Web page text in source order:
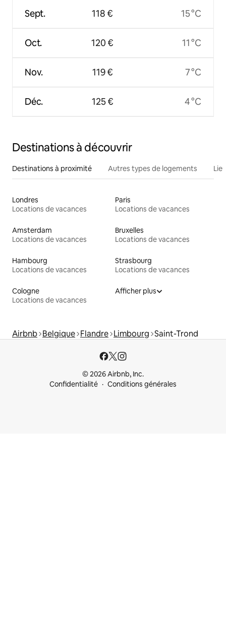
Sept.
Oct.
Nov.
Déc.
118 €
120 €
119 €
125 €
15 °C
11 °C
7 °C
4 °C
Destinations à découvrir
Destinations à proximité Autres types de logements
Londres
Locations de vacances
Paris
Locations de vacances
Amsterdam
Locations de vacances
Bruxelles
Locations de vacances
Hambourg
Locations de vacances
Strasbourg
Locations de vacances
Cologne
Locations de vacances
Afficher plus
Airbnb Belgique Flandre Limbourg Saint-Trond
© 2026 Airbnb, Inc.
Confidentialité
Conditions générales